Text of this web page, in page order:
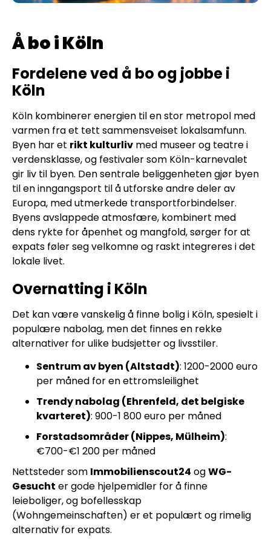
Å bo i Köln
Fordelene ved å bo og jobbe i
Köln
Köln kombinerer energien til en stor metropol med
varmen fra et tett sammensveiset lokalsamfunn.
Byen har et rikt kulturliv med museer og teatre i
verdensklasse, og festivaler som Köln-karnevalet
gir liv til byen. Den sentrale beliggenheten gjør byen
til en inngangsport til å utforske andre deler av
Europa, med utmerkede transportforbindelser.
Byens avslappede atmosfære, kombinert med
dens rykte for åpenhet og mangfold, sørger for at
expats føler seg velkomne og raskt integreres i det
lokale livet.
Overnatting i Köln
Det kan være vanskelig å finne bolig i Köln, spesielt i
populære nabolag, men det finnes en rekke
alternativer for ulike budsjetter og livsstiler.
Sentrum av byen (Altstadt): 1200-2000 euro
per måned for en ettromsleilighet
Trendy nabolag (Ehrenfeld, det belgiske
kvarteret): 900-1 800 euro per måned
Forstadsområder (Nippes, Mülheim):
€700-€1 200 per måned
Nettsteder som Immobilienscout24 ogWG-
Gesucht er gode hjelpemidler for å finne
leieboliger, og bofellesskap
(Wohngemeinschaften) er et populært og rimelig
alternativ for expats.